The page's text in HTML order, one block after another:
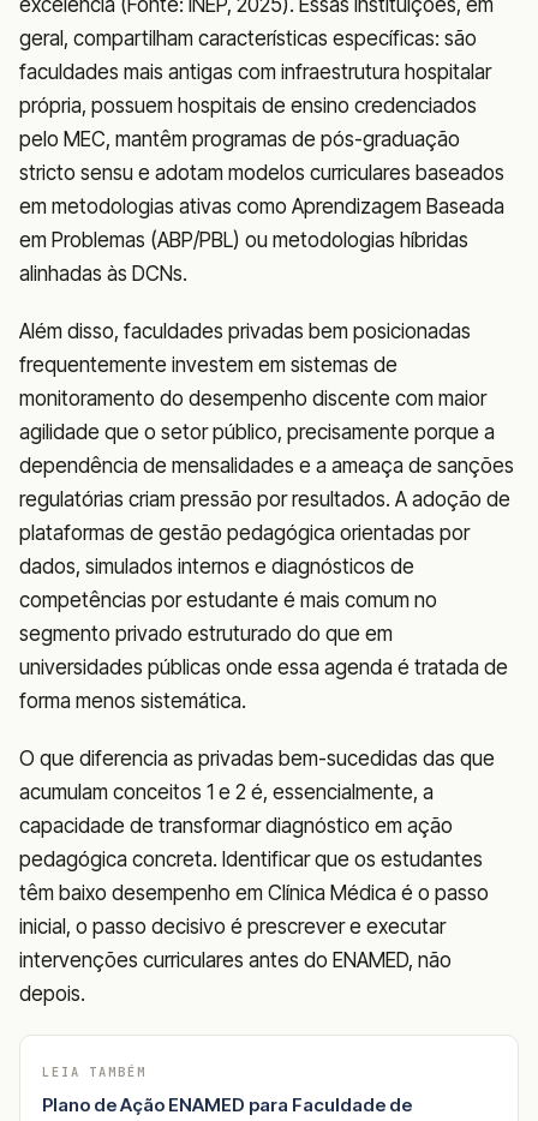
geral, compartilham características específicas: são
faculdades mais antigas com infraestrutura hospitalar
própria, possuem hospitais de ensino credenciados
pelo MEC, mantêm programas de pós-graduação
stricto sensu e adotam modelos curriculares baseados
em metodologias ativas como Aprendizagem Baseada
em Problemas (ABP/PBL) ou metodologias híbridas
alinhadas às DCNs.
Além disso, faculdades privadas bem posicionadas
frequentemente investem em sistemas de
monitoramento do desempenho discente com maior
agilidade que o setor público, precisamente porque a
dependência de mensalidades e a ameaça de sanções
regulatórias criam pressão por resultados. A adoção de
plataformas de gestão pedagógica orientadas por
dados, simulados internos e diagnósticos de
competências por estudante é mais comum no
segmento privado estruturado do que em
universidades públicas onde essa agenda é tratada de
forma menos sistemática.
O que diferencia as privadas bem-sucedidas das que
acumulam conceitos 1 e 2 é, essencialmente, a
capacidade de transformar diagnóstico em ação
pedagógica concreta. Identificar que os estudantes
têm baixo desempenho em Clínica Médica é o passo
inicial, o passo decisivo é prescrever e executar
intervenções curriculares antes do ENAMED, não
depois.
LEIA TAMBÉM
Plano de Ação ENAMED para Faculdade de